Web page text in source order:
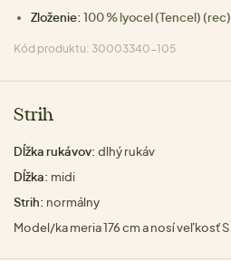
Zloženie: 100 % lyocel (Tencel) (rec)
Kód produktu: 30003340-105
Strih
Dĺžka rukávov: dlhý rukáv
Dĺžka: midi
Strih: normálny
Model/ka meria 176 cm a nosí veľkosť S